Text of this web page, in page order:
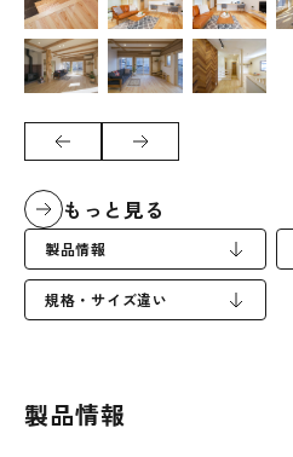
もっと見る
製品情報
規格・サイズ違い
製品情報